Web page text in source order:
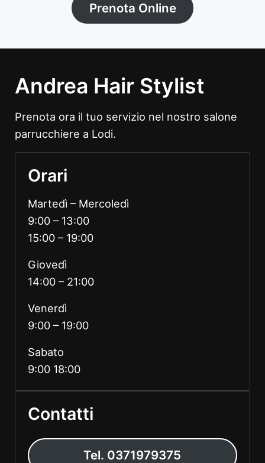
Prenota Online
Andrea Hair Stylist
Prenota ora il tuo servizio nel nostro salone
parrucchiere a Lodi.
Orari
Martedì – Mercoledì
9:00 – 13:00
15:00 – 19:00
Giovedì
14:00 – 21:00
Venerdì
9:00 – 19:00
Sabato
9:00 18:00
Contatti
Tel. 0371979375